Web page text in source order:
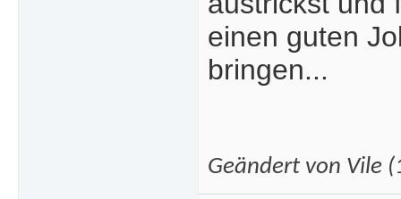
einen guten
bringen...
Geändert von Vile